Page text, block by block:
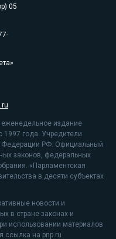
05
еженедельное издание
года. Учредители
Федерации РФ. Официальный
законов, федеральных
«Парламентская
в десяти субъектах
новости и
в стране законах и
использовании материалов
ссылка на pnp.ru